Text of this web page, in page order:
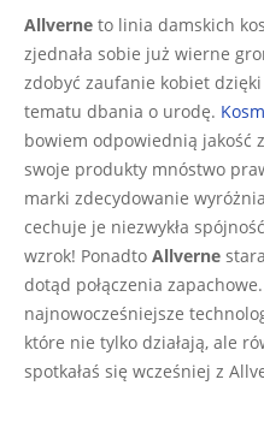
11-
20
Allverne to linia damskich
zjednała sobie już wierne
zdobyć zaufanie kobiet
tematu dbania o urodę.
bowiem odpowiednią jakość
swoje produkty mnóstwo
marki zdecydowanie
cechuje je niezwykła
wzrok! Ponadto Allverne
dotąd połączenia
najnowocześniejsze
które nie tylko działają, ale
spotkałaś się wcześniej z